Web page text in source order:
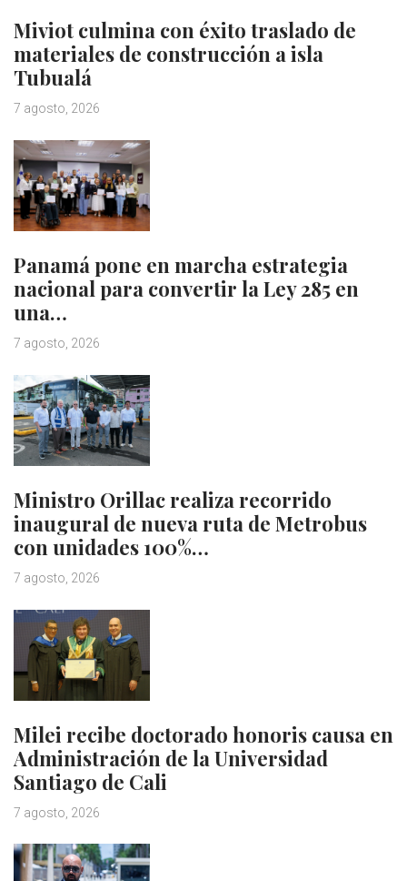
Miviot culmina con éxito traslado de
materiales de construcción a isla
Tubualá
7 agosto, 2026
Panamá pone en marcha estrategia
nacional para convertir la Ley 285 en
una…
7 agosto, 2026
Ministro Orillac realiza recorrido
inaugural de nueva ruta de Metrobus
con unidades 100%…
7 agosto, 2026
Milei recibe doctorado honoris causa en
Administración de la Universidad
Santiago de Cali
7 agosto, 2026